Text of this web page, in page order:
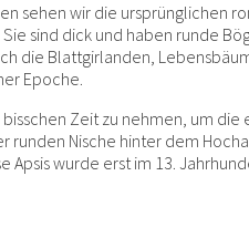
sehen wir die ursprünglichen
sind dick und haben runde
die Blattgirlanden,
Epoche.
bisschen Zeit zu nehmen, um
runden Nische hinter dem
Apsis wurde erst im 13.